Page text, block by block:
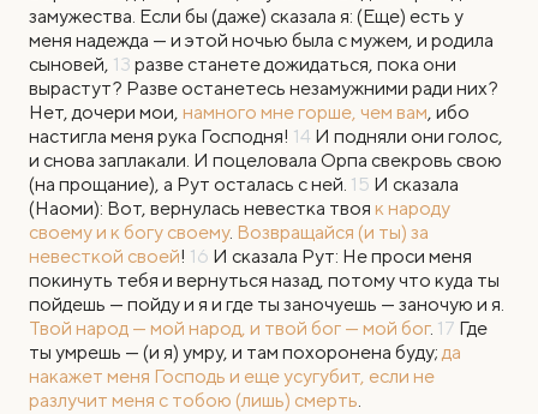
замужества. Если бы (даже) сказала я: (Еще) есть у
меня надежда — и этой ночью была с мужем, и родила
сыновей, 13 разве станете дожидаться, пока они
вырастут? Разве останетесь незамужними ради них?
Нет, дочери мои, намного мне горше, чем вам, ибо
настигла меня рука Господня! 14 И подняли они голос,
и снова заплакали. И поцеловала Орпа свекровь свою
(на прощание), а Рут осталась с ней. 15 И сказала
(Наоми): Вот, вернулась невестка твоя к народу
своему и к богу своему. Возвращайся (и ты) за
невесткой своей! 16 И сказала Рут: Не проси меня
покинуть тебя и вернуться назад, потому что куда ты
пойдешь — пойду и я и где ты заночуешь — заночую и я.
Твой народ — мой народ, и твой бог — мой бог. 17 Где
ты умрешь — (и я) умру, и там похоронена буду; да
накажет меня Господь и еще усугубит, если не
разлучит меня с тобою (лишь) смерть.